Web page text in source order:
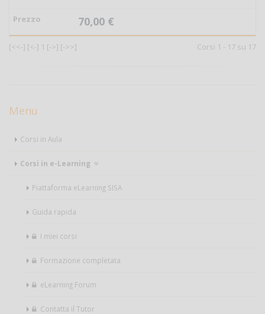
70,00 €
[<<-] [<-] 1 [->] [->>] Corsi 1 - 17 su 17
Menu
Corsi in Aula
Corsi in e-Learning
Piattaforma eLearning SISA
Guida rapida
I miei corsi
Formazione completata
eLearning Forum
Contatta il Tutor